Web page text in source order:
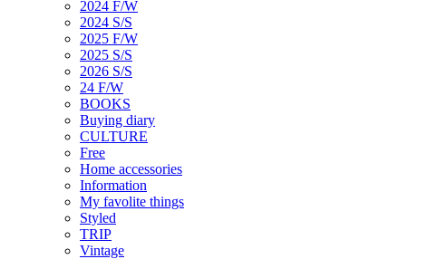
2024 F/W
2024 S/S
2025 F/W
2025 S/S
2026 S/S
24 F/W
BOOKS
Buying diary
CULTURE
Free
Home accessories
Information
My favolite things
Styled
TRIP
Vintage